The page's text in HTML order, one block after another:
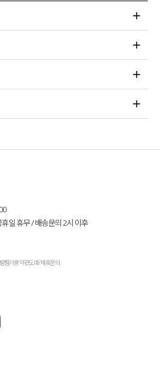
일 휴무 / 배송문의 2시 이후
침이용약관도매/제휴문의